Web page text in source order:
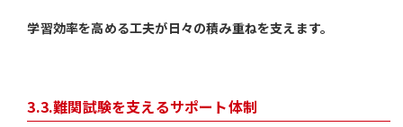
学習効率を高める工夫が日々の積み重ねを支えます。
3.3.難関試験を支えるサポート体制